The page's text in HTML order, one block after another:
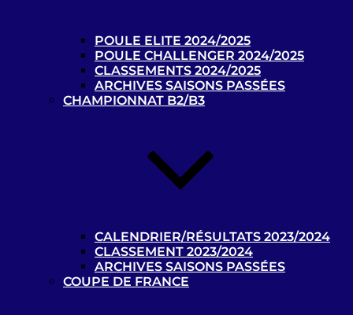
POULE ELITE 2024/2025
POULE CHALLENGER 2024/2025
CLASSEMENTS 2024/2025
ARCHIVES SAISONS PASSÉES
CHAMPIONNAT B2/B3
CALENDRIER/RÉSULTATS 2023/2024
CLASSEMENT 2023/2024
ARCHIVES SAISONS PASSÉES
COUPE DE FRANCE
25 août 2023
Le Mondial de cécifoot se déroulera du 15 au 25
août 2023 à Birmingham !
6 août 2023
Tous les classements B1 et B2/B3 2025/2026 sont par à
retrouver par
ici
Calendriers : Poule Elite – Poule Challenger et
calendrier B2/B3